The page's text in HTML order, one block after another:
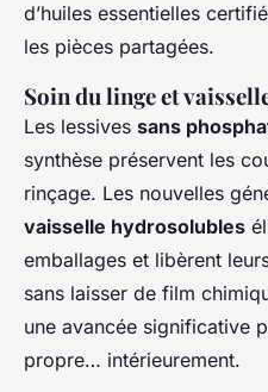
d’huiles essentielles
les pièces partagées.
Soin du linge et
Les lessives sans
synthèse préservent les
rinçage. Les nouvelles
vaisselle hydrosolubles
emballages et libèrent
sans laisser de film
une avancée significative
propre… intérieurement.